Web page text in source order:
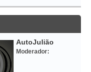
AutoJulião
Moderador: